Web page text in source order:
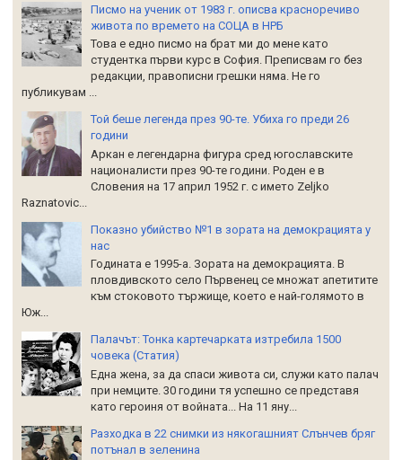
Писмо на ученик от 1983 г. описва красноречиво
живота по времето на СОЦА в НРБ
Това е едно писмо на брат ми до мене като
студентка първи курс в София. Преписвам го без
редакции, правописни грешки няма. Не го
публикувам ...
Той беше легенда през 90-те. Убиха го преди 26
години
Аркан е легендарна фигура сред югославските
националисти през 90-те години. Роден е в
Словения на 17 април 1952 г. с името Zeljko
Raznatoviс...
Показно убийство №1 в зората на демокрацията у
нас
Годината е 1995-а. Зората на демокрацията. В
пловдивското село Първенец се множат апетитите
към стоковото тържище, което е най-голямото в
Юж...
Палачът: Тонка картечарката изтребила 1500
човека (Статия)
Една жена, за да спаси живота си, служи като палач
при немците. 30 години тя успешно се представя
като героиня от войната... На 11 яну...
Разходка в 22 снимки из някогашният Слънчев бряг
потънал в зеленина